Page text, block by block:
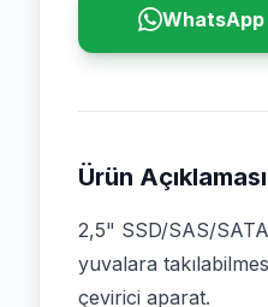
WhatsApp
Ürün Açıklaması
2,5" SSD/SAS/
yuvalara
çevirici aparat.